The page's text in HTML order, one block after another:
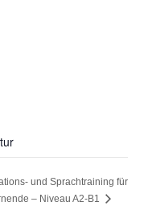
und Sprachtraining für
– Niveau A2-B1